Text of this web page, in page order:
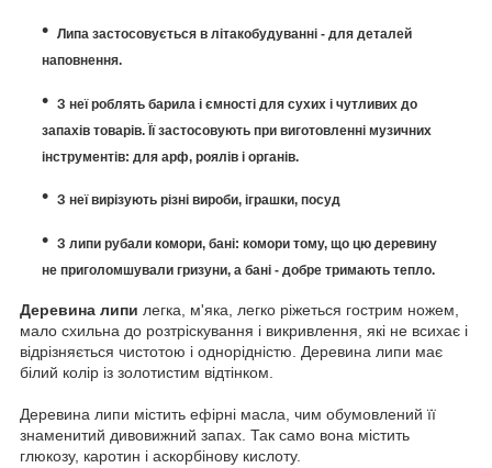
Липа застосовується в літакобудуванні - для деталей
наповнення.
З неї роблять барила і ємності для сухих і чутливих до
запахів товарів. Її застосовують при виготовленні музичних
інструментів: для арф, роялів і органів.
З неї вирізують різні вироби, іграшки, посуд
З липи рубали комори, бані: комори тому, що цю деревину
не приголомшували гризуни, а бані - добре тримають тепло.
Деревина липи легка, м'яка, легко ріжеться гострим ножем,
мало схильна до розтріскування і викривлення, які не всихає і
відрізняється чистотою і однорідністю. Деревина липи має
білий колір із золотистим відтінком.
Деревина липи містить ефірні масла, чим обумовлений її
знаменитий дивовижний запах. Так само вона містить
глюкозу, каротин і аскорбінову кислоту.